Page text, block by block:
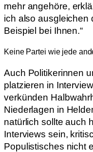
mehr angehöre,
ich also ausgleichen
Beispiel bei Ihnen.“
Keine Partei wie jede
Auch Politikerinnen
platzieren in
verkünden
Niederlagen in
natürlich sollte auch
Interviews sein,
Populistisches nicht